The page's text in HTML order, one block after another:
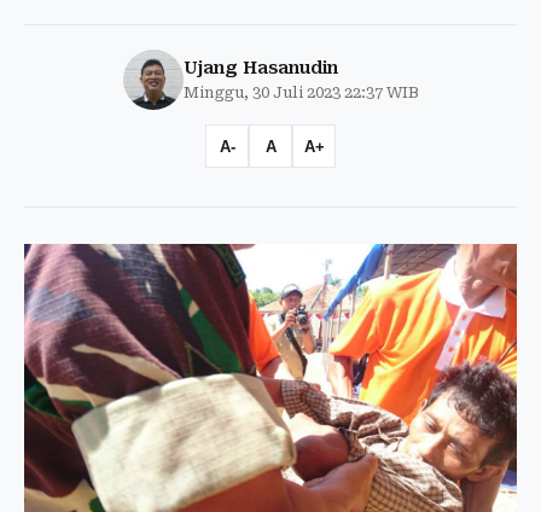
Ujang Hasanudin
Minggu, 30 Juli 2023 22:37 WIB
A- A A+